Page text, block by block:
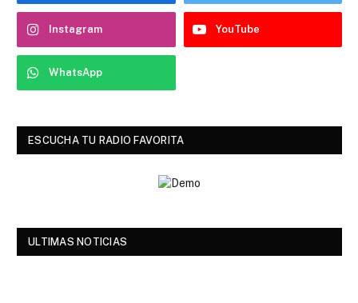
Instagram YouTube
WhatsApp
ESCUCHA TU RADIO FAVORITA
ULTIMAS NOTICIAS